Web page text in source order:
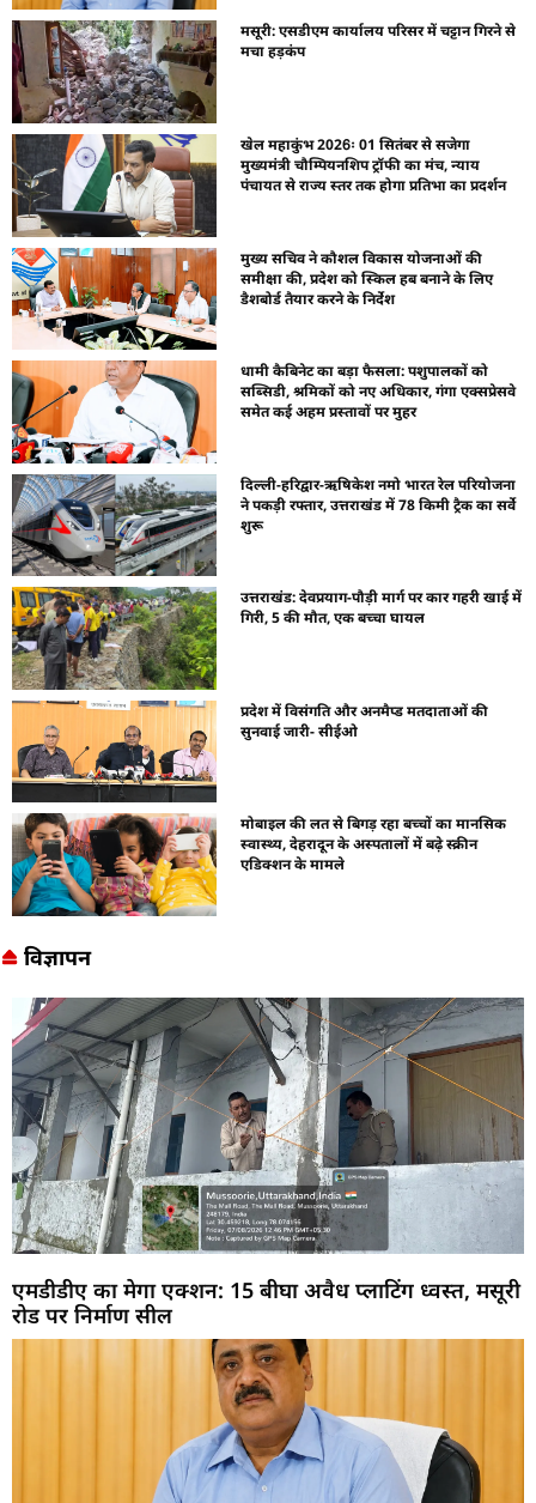
मसूरी: एसडीएम कार्यालय परिसर में चट्टान गिरने से
मचा हड़कंप
खेल महाकुंभ 2026ः 01 सितंबर से सजेगा
मुख्यमंत्री चौम्पियनशिप ट्रॉफी का मंच, न्याय
पंचायत से राज्य स्तर तक होगा प्रतिभा का प्रदर्शन
मुख्य सचिव ने कौशल विकास योजनाओं की
समीक्षा की, प्रदेश को स्किल हब बनाने के लिए
डैशबोर्ड तैयार करने के निर्देश
धामी कैबिनेट का बड़ा फैसला: पशुपालकों को
सब्सिडी, श्रमिकों को नए अधिकार, गंगा एक्सप्रेसवे
समेत कई अहम प्रस्तावों पर मुहर
दिल्ली-हरिद्वार-ऋषिकेश नमो भारत रेल परियोजना
ने पकड़ी रफ्तार, उत्तराखंड में 78 किमी ट्रैक का सर्वे
शुरू
उत्तराखंड: देवप्रयाग-पौड़ी मार्ग पर कार गहरी खाई में
गिरी, 5 की मौत, एक बच्चा घायल
प्रदेश में विसंगति और अनमैप्ड मतदाताओं की
सुनवाई जारी- सीईओ
मोबाइल की लत से बिगड़ रहा बच्चों का मानसिक
स्वास्थ्य, देहरादून के अस्पतालों में बढ़े स्क्रीन
एडिक्शन के मामले
विज्ञापन
एमडीडीए का मेगा एक्शन: 15 बीघा अवैध प्लाटिंग ध्वस्त, मसूरी
रोड पर निर्माण सील